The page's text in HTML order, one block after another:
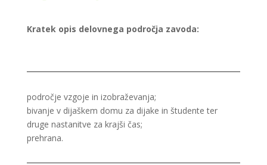
Kratek opis delovnega področja zavoda:
področje vzgoje in izobraževanja;
bivanje v dijaškem domu za dijake in študente ter
druge nastanitve za krajši čas;
prehrana.